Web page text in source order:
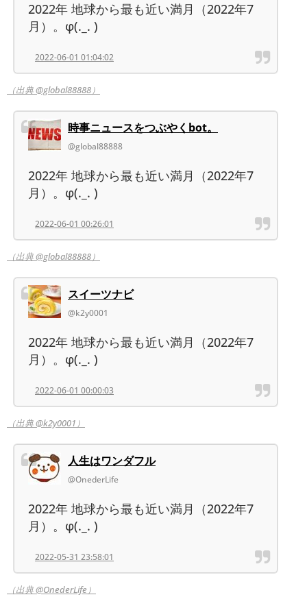
2022年 地球から最も近い満月（2022年7
月）。φ(._. )
2022-06-01 01:04:02
（出典 @global88888）
時事ニュースをつぶやくbot。
@global88888
2022年 地球から最も近い満月（2022年7
月）。φ(._. )
2022-06-01 00:26:01
（出典 @global88888）
スイーツナビ
@k2y0001
2022年 地球から最も近い満月（2022年7
月）。φ(._. )
2022-06-01 00:00:03
（出典 @k2y0001）
人生はワンダフル
@OnederLife
2022年 地球から最も近い満月（2022年7
月）。φ(._. )
2022-05-31 23:58:01
（出典 @OnederLife）